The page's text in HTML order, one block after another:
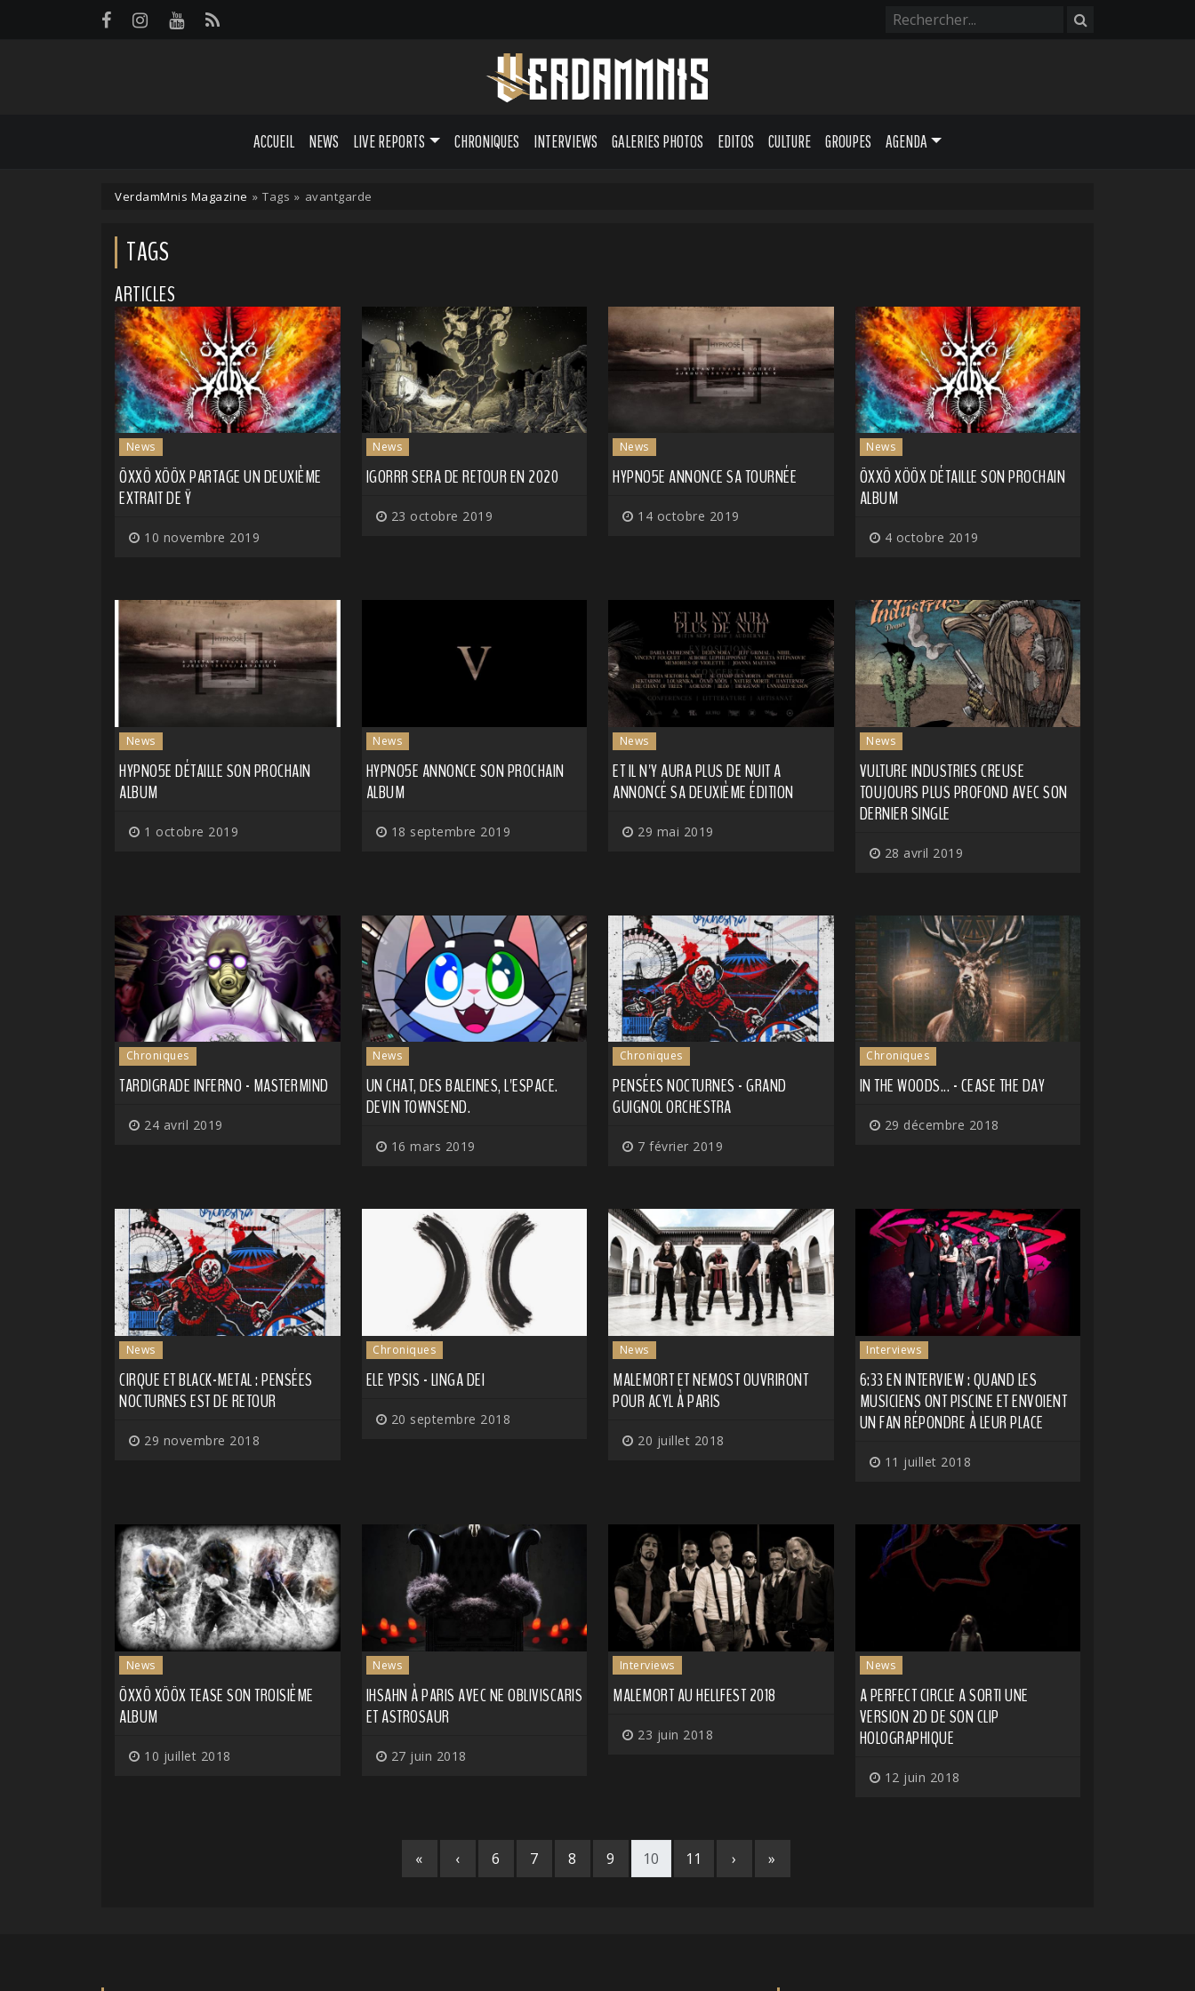
ACCUEIL NEWS LIVE REPORTS CHRONIQUES INTERVIEWS GALERIES PHOTOS EDITOS CULTURE GROUPES AGENDA
VerdamMnis Magazine » Tags » avantgarde
TAGS
ARTICLES
News
ÖXXÖ XÖÖX PARTAGE UN DEUXIÈME
EXTRAIT DE Ÿ
10 novembre 2019
News
IGORRR SERA DE RETOUR EN 2020
23 octobre 2019
News
HYPNO5E ANNONCE SA TOURNÉE
14 octobre 2019
News
ÖXXÖ XÖÖX DÉTAILLE SON PROCHAIN
ALBUM
4 octobre 2019
News
HYPNO5E DÉTAILLE SON PROCHAIN
ALBUM
1 octobre 2019
News
HYPNO5E ANNONCE SON PROCHAIN
ALBUM
18 septembre 2019
News
ET IL N'Y AURA PLUS DE NUIT A
ANNONCÉ SA DEUXIÈME ÉDITION
29 mai 2019
News
VULTURE INDUSTRIES CREUSE
TOUJOURS PLUS PROFOND AVEC SON
DERNIER SINGLE
28 avril 2019
Chroniques
TARDIGRADE INFERNO - MASTERMIND
24 avril 2019
News
UN CHAT, DES BALEINES, L'ESPACE.
DEVIN TOWNSEND.
16 mars 2019
Chroniques
PENSÉES NOCTURNES - GRAND
GUIGNOL ORCHESTRA
7 février 2019
Chroniques
IN THE WOODS... - CEASE THE DAY
29 décembre 2018
News
CIRQUE ET BLACK-METAL : PENSÉES
NOCTURNES EST DE RETOUR
29 novembre 2018
Chroniques
ELE YPSIS - LINGA DEI
20 septembre 2018
News
MALEMORT ET NEMOST OUVRIRONT
POUR ACYL À PARIS
20 juillet 2018
Interviews
6:33 EN INTERVIEW : QUAND LES
MUSICIENS ONT PISCINE ET ENVOIENT
UN FAN RÉPONDRE À LEUR PLACE
11 juillet 2018
News
ÖXXÖ XÖÖX TEASE SON TROISIÈME
ALBUM
10 juillet 2018
News
IHSAHN À PARIS AVEC NE OBLIVISCARIS
ET ASTROSAUR
27 juin 2018
Interviews
MALEMORT AU HELLFEST 2018
23 juin 2018
News
A PERFECT CIRCLE A SORTI UNE
VERSION 2D DE SON CLIP
HOLOGRAPHIQUE
12 juin 2018
« ‹ 6 7 8 9 10 11 › »
Panneau de gestion des cookies